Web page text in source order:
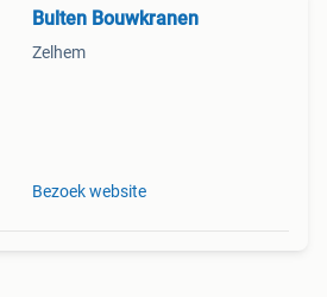
Bulten Bouwkranen
Zelhem
Bezoek website